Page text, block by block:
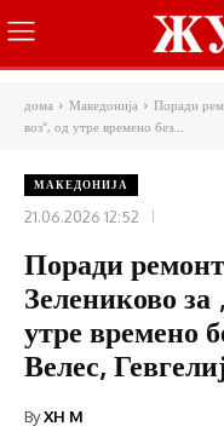
дома Македонија
Поради
воз“, од утре времено без...
МАКЕДОНИЈА
21.06.2026 12:52
Поради
Зелениково за
утре времено
Велес,
ByXH M